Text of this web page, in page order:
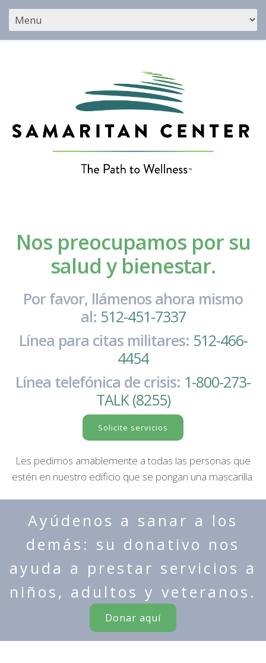
Nos preocupamos por su
salud y bienestar.
Por favor, llámenos ahora mismo
al: 512-451-7337
Línea para citas militares: 512-466-
4454
Línea telefónica de crisis: 1-800-273-
TALK (8255)
Solicite servicios
Les pedimos amablemente a todas las personas que
estén en nuestro edificio que se pongan una mascarilla.
Ayúdenos a sanar a los
demás: su donativo nos
ayuda a prestar servicios a
niños, adultos y veteranos.
Donar aquí